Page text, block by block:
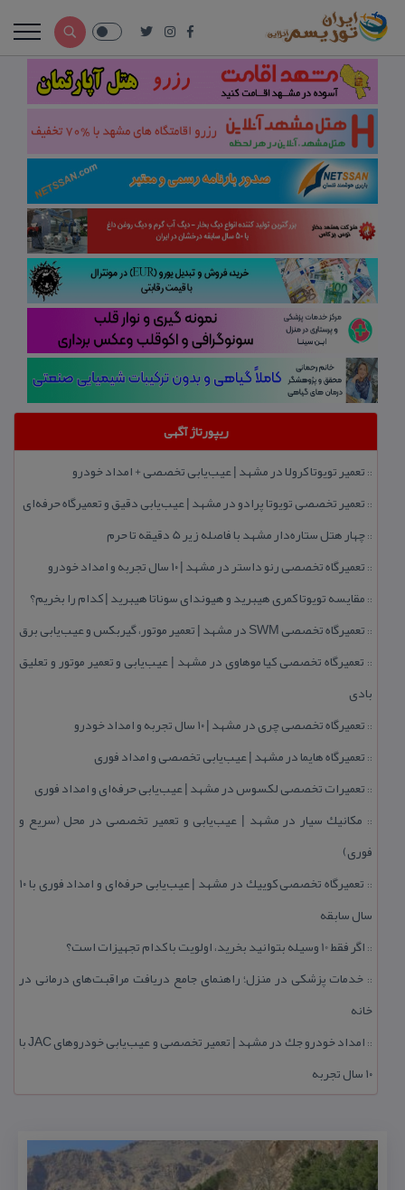
ریپورتاژ آگهی
:: تعمیر تویوتا كرولا در مشهد | عیب‌یابی تخصصی + امداد خودرو
:: تعمیر تخصصی تویوتا پرادو در مشهد | عیب‌یابی دقیق و تعمیرگاه حرفه‌ای
::چهار هتل‌ ستاره‌دار مشهد با فاصله زیر 5 دقیقه تا حرم
:: تعمیرگاه تخصصی رنو داستر در مشهد | ۱۰ سال تجربه و امداد خودرو
:: مقایسه تویوتا كمری هیبرید و هیوندای سوناتا هیبرید | كدام را بخریم؟
:: تعمیرگاه تخصصی SWM در مشهد | تعمیر موتور، گیربكس و عیب‌یابی برق
:: تعمیرگاه تخصصی كیا موهاوی در مشهد | عیب‌یابی و تعمیر موتور و تعلیق
بادی
:: تعمیرگاه تخصصی چری در مشهد | ۱۰ سال تجربه و امداد خودرو
:: تعمیرگاه هایما در مشهد | عیب‌یابی تخصصی و امداد فوری
:: تعمیرات تخصصی لكسوس در مشهد | عیب‌یابی حرفه‌ای و امداد فوری
:: مكانیك سیار در مشهد | عیب‌یابی و تعمیر تخصصی در محل (سریع و
فوری)
::
تعمیرگاه تخصصی كوییك در مشهد | عیب‌یابی حرفه‌ای و امداد فوری با ۱۰
سال سابقه
:: اگر فقط 10 وسیله بتوانید بخرید، اولویت با كدام تجهیزات است؟
:: خدمات پزشكی در منزل؛ راهنمای جامع دریافت مراقبت‌های درمانی در
خانه
::
امداد خودرو جك در مشهد | تعمیر تخصصی و عیب‌یابی خودروهای JAC با
۱۰ سال تجربه